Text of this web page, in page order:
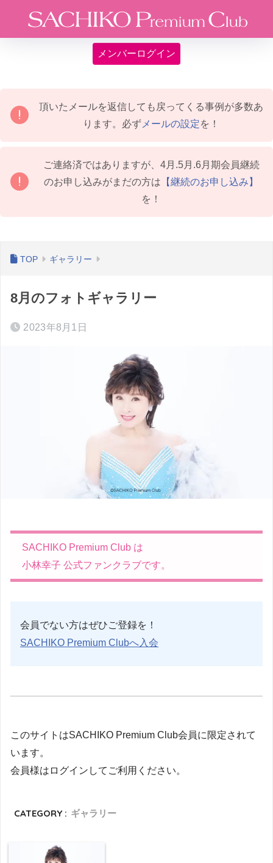
メンバーログイン
頂いたメールを返信しても戻ってくる事例が多数あ
ります。必ず メールの設定を！
ご連絡済ではありますが、4月.5月.6月期会員継続
のお申し込みがまだの方は 【継続のお申し込み】
を！
ギャラリー
8月のフォトギャラリー
2023年8月1日
SACHIKO Premium Club は
小林幸子 公式ファンクラブです。
会員でない方はぜひご登録を！
SACHIKO Premium Clubへ入会
このサイトはSACHIKO Premium Club会員に限定されて
います。
会員様はログインしてご利用ください。
CATEGORY : ギャラリー